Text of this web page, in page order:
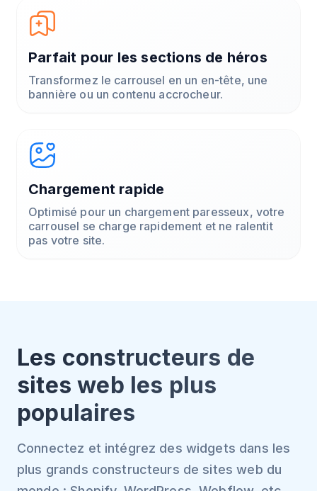
Parfait pour les sections de héros
Transformez le carrousel en un en-tête, une
bannière ou un contenu accrocheur.
Chargement rapide
Optimisé pour un chargement paresseux, votre
carrousel se charge rapidement et ne ralentit
pas votre site.
Les constructeurs de
sites web les plus
populaires
Connectez et intégrez des widgets dans les
plus grands constructeurs de sites web du